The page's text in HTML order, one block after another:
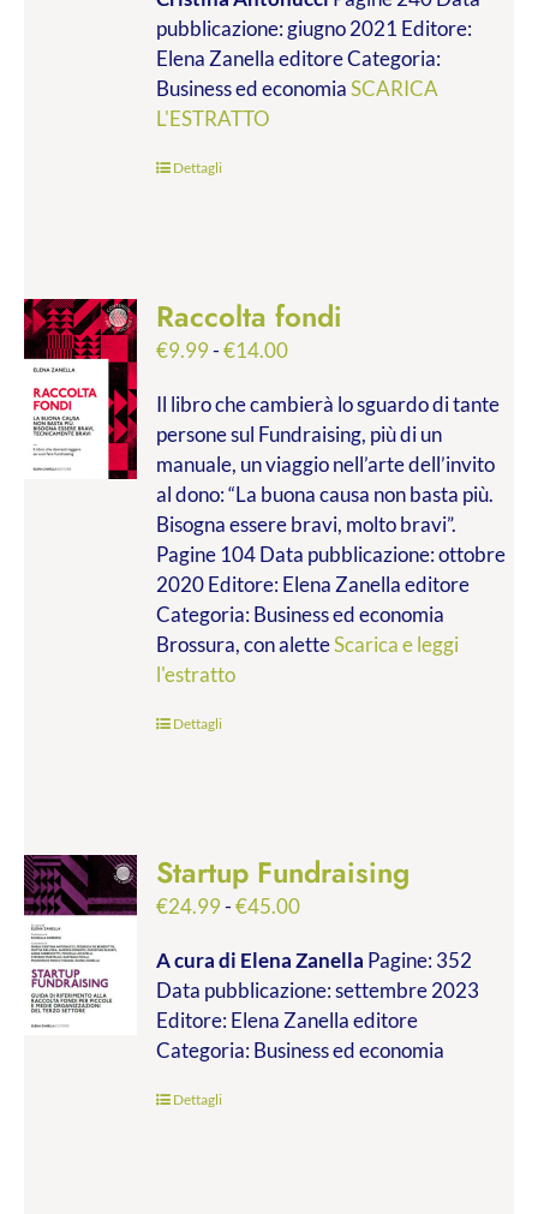
€9.99
a
€28.00
pubblicazione: giugno 2021 Editore:
Elena Zanella editore Categoria:
Business ed economiaSCARICA
L'ESTRATTO
Dettagli
Raccolta fondi
€9.99-€14.00Fascia
prezzo:
da
€9.99
a
€14.00
Il libro che cambierà lo sguardo di tante
persone sul Fundraising, più di un
manuale, un viaggio nell’arte dell’invito
al dono: “La buona causa non basta più.
Bisogna essere bravi, molto bravi”.
Pagine 104 Data pubblicazione: ottobre
2020 Editore: Elena Zanella editore
Categoria: Business ed economia
Brossura, con aletteScarica e leggi
l'estratto
Dettagli
Startup Fundraising
€24.99-€45.00Fascia
prezzo:
da
€24.99
a
A cura di Elena Zanella Pagine: 352
Data pubblicazione: settembre 2023
Editore: Elena Zanella editore
Categoria: Business ed economia
Dettagli